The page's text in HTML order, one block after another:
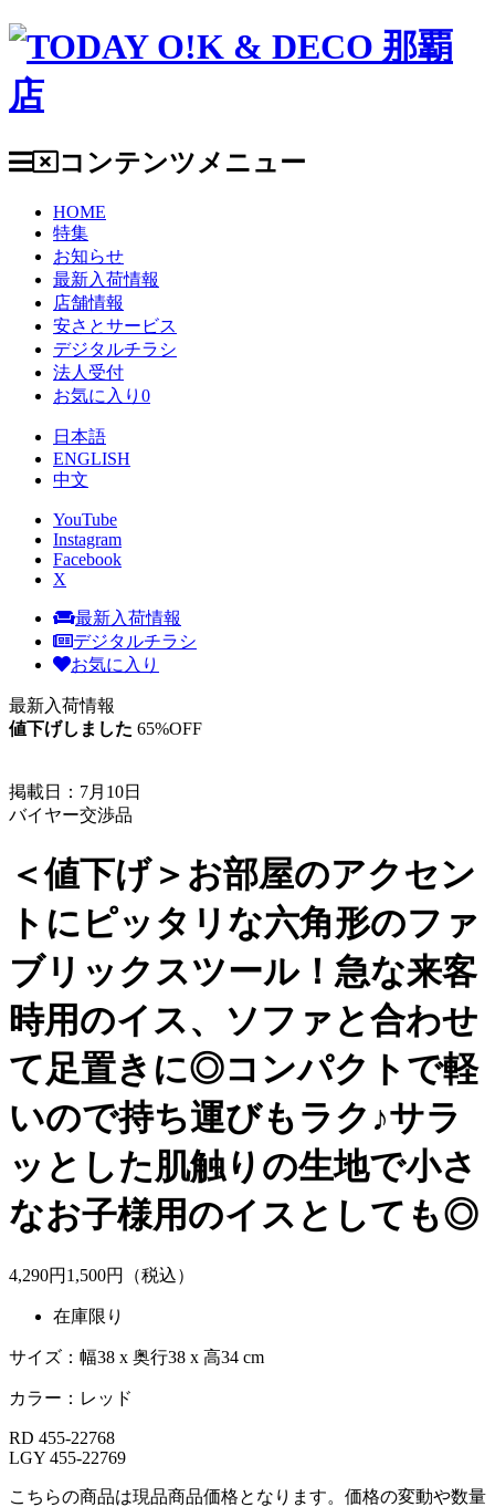
コンテンツメニュー
HOME
特集
お知らせ
最新入荷情報
店舗情報
安さとサービス
デジタルチラシ
法人受付
お気に入り 0
日本語
ENGLISH
中文
YouTube
Instagram
Facebook
X
最新入荷情報
デジタルチラシ
お気に入り
最新入荷情報
値下げしました 65%OFF
掲載日：7月10日
バイヤー交渉品
＜値下げ＞お部屋のアクセン
トにピッタリな六角形のファ
ブリックスツール！急な来客
時用のイス、ソファと合わせ
て足置きに◎コンパクトで軽
いので持ち運びもラク♪サラ
ッとした肌触りの生地で小さ
なお子様用のイスとしても◎
4,290円 1,500円（税込）
在庫限り
サイズ：幅38 x 奥行38 x 高34 cm
カラー：レッド
RD 455-22768
LGY 455-22769
こちらの商品は現品商品価格となります。価格の変動や数量